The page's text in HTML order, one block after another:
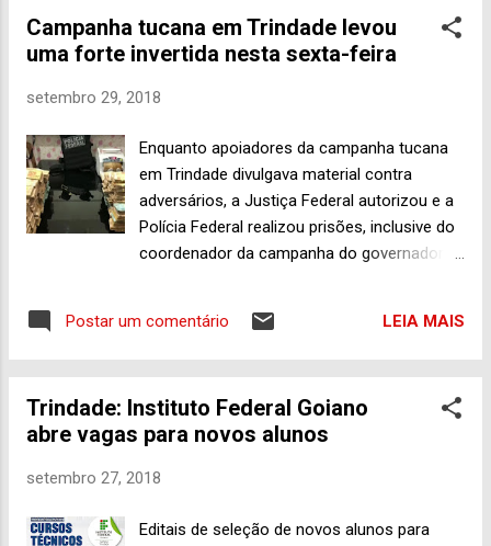
com 181 participantes) convocando o
pessoal para a realização de carreata, na
com saída do Portal da Fé, na Av. Raimundo
com a intenção de percorrer ruas e avenidas
centrais da “Capital da Fé”. Tem gente
animada, falando que haverá um grande
Campanha tucana em Trindade levou
uma forte invertida nesta sexta-feira
setembro 29, 2018
Enquanto apoiadores da campanha tucana
em Trindade divulgava material contra
adversários, a Justiça Federal autorizou e a
Polícia Federal realizou prisões, inclusive do
coordenador da campanha do governador
Até a quinta-feira (27), a gente percebia
facilmente o esforço do pessoal da
divulgação do material dos candidatos a
deputado apoiados pelo grupo político do
diga-se) e, ao mesmo tempo, no
Postar um comentário LEIA MAIS
Trindade: Instituto Federal Goiano
abre vagas para novos alunos
setembro 27, 2018
Editais de seleção de novos alunos para